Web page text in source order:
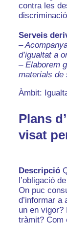
contra les
Serveis
–
d’igualtat a
– Elaborem
materials de
Àmbit:
Plans
visat
Descripció
l’obligació
On puc
d’informar a
un en
tràmit? Com